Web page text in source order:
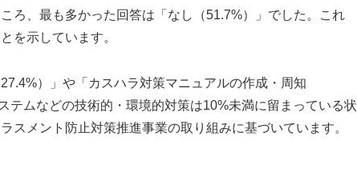
ろ、最も多かった回答は「なし（51.7%）」でした。これ
を示しています。
）」や「カスハラ対策マニュアルの作成・周知
テムなどの技術的・環境的対策は10%未満に留まっている状
メント防止対策推進事業の取り組みに基づいています。